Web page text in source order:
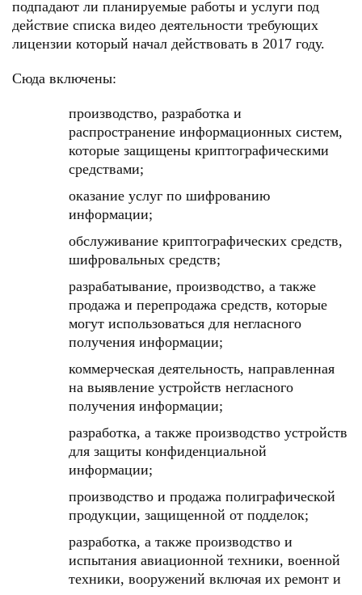
подпадают ли планируемые работы и услуги под
действие списка видео деятельности требующих
лицензии который начал действовать в 2017 году.
Сюда включены:
производство, разработка и
распространение информационных систем,
которые защищены криптографическими
средствами;
оказание услуг по шифрованию
информации;
обслуживание криптографических средств,
шифровальных средств;
разрабатывание, производство, a также
продажа и перепродажа средств, которые
могут использоваться для негласного
получения информации;
коммерческая деятельность, направленная
на выявление устройств негласного
получения информации;
разработка, a также производство устройств
для защиты конфиденциальной
информации;
производство и продажа полиграфической
продукции, защищенной от подделок;
разработка, a также производство и
испытания авиационной техники, военной
техники, вооружений включая их ремонт и